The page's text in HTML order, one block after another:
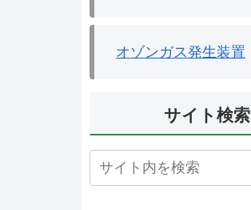
オゾンガス発生装置
サイト検索